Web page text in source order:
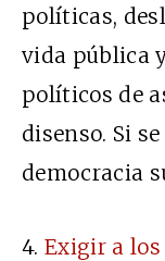
políticas,
vida pública
políticos de
disenso. Si
democracia
4.Exigir a